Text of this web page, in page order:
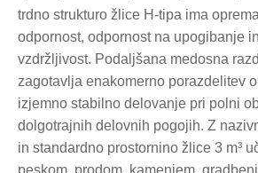
trdno strukturo žlice H-tipa ima
odpornost, odpornost na upogibanje
vzdržljivost. Podaljšana medosna
zagotavlja enakomerno porazdelitev
izjemno stabilno delovanje pri polni
dolgotrajnih delovnih pogojih. Z
in standardno prostornino žlice 3 m³